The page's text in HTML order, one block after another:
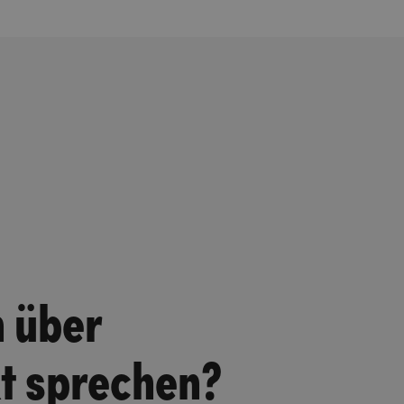
über
sprechen?